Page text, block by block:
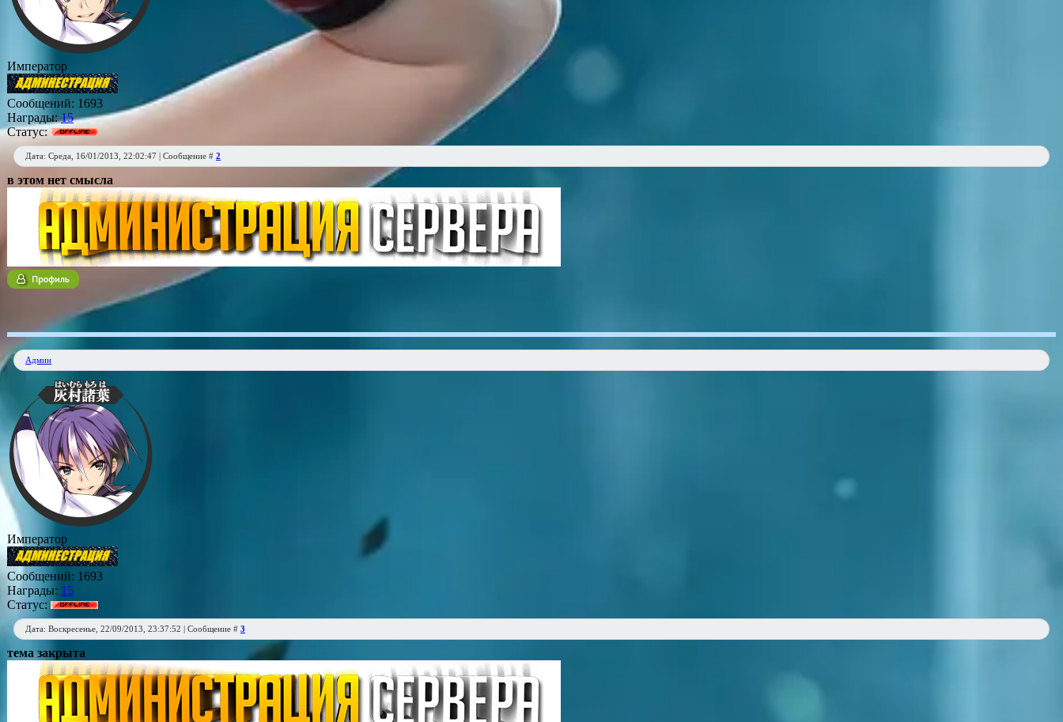
Император
Сообщений: 1693
Награды:15
Статус:
Дата: Среда, 16/01/2013, 22:02:47 | Сообщение # 2
в этом нет смысла
Админ
Император
Сообщений: 1693
Награды: 15
Статус:
Дата: Воскресенье, 22/09/2013, 23:37:52 | Сообщение # 3
тема закрыта